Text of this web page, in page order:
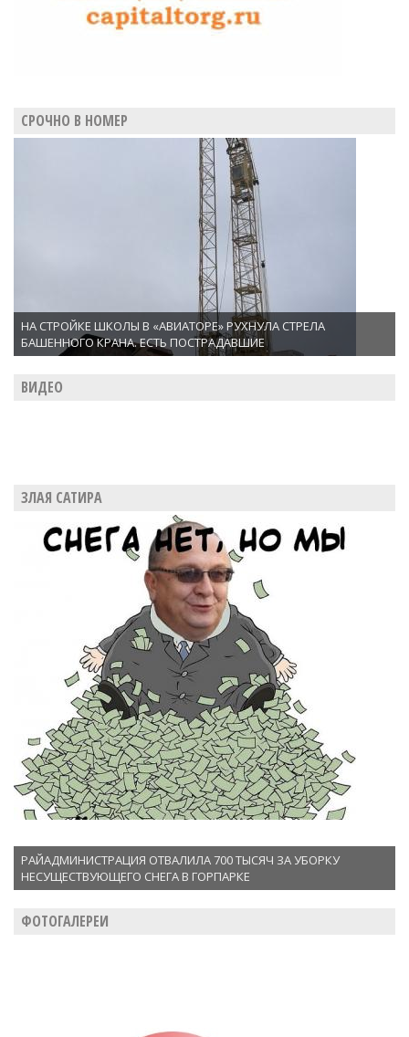
СРОЧНО В НОМЕР
НА СТРОЙКЕ ШКОЛЫ В «АВИАТОРЕ» РУХНУЛА СТРЕЛА
БАШЕННОГО КРАНА. ЕСТЬ ПОСТРАДАВШИЕ
ВИДЕО
ЗЛАЯ САТИРА
РАЙАДМИНИСТРАЦИЯ ОТВАЛИЛА 700 ТЫСЯЧ ЗА УБОРКУ
НЕСУЩЕСТВУЮЩЕГО СНЕГА В ГОРПАРКЕ
ФОТОГАЛЕРЕИ